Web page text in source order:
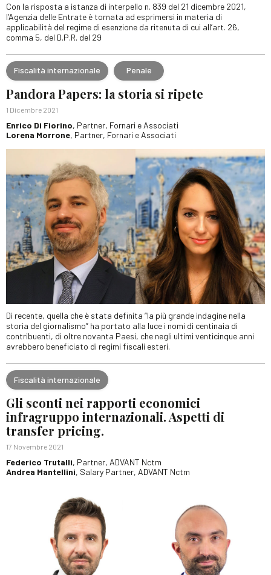
Con la risposta a istanza di interpello n. 839 del 21 dicembre 2021,
l’Agenzia delle Entrate è tornata ad esprimersi in materia di
applicabilità del regime di esenzione da ritenuta di cui all’art. 26,
comma 5, del D.P.R. del 29
Fiscalità internazionale Penale
Pandora Papers: la storia si ripete
1 Dicembre 2021
Enrico Di Fiorino, Partner, Fornari e Associati
Lorena Morrone, Partner, Fornari e Associati
Di recente, quella che è stata definita “la più grande indagine nella
storia del giornalismo” ha portato alla luce i nomi di centinaia di
contribuenti, di oltre novanta Paesi, che negli ultimi venticinque anni
avrebbero beneficiato di regimi fiscali esteri.
Fiscalità internazionale
Gli sconti nei rapporti economici
infragruppo internazionali. Aspetti di
transfer pricing.
17 Novembre 2021
Federico Trutalli, Partner, ADVANT Nctm
Andrea Mantellini, Salary Partner, ADVANT Nctm